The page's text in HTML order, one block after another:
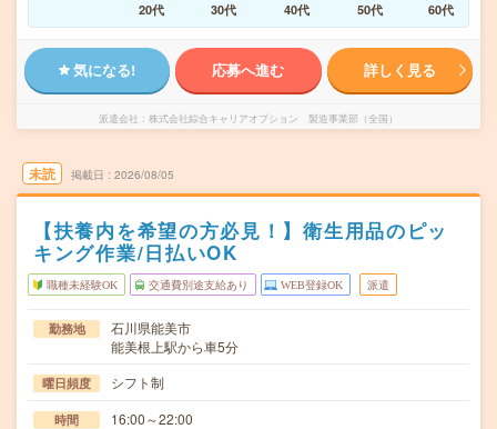
20代
30代 40代 50代 60代
気になる! 応募へ進む 詳しく見る
派遣会社 株式会社綜合キャリアオプション 製造事業部（全国）
未読 掲載日 2026/08/05
【扶養内を希望の方必見！】衛生用品のピッ
キング作業/日払いOK
職種未経験OK 交通費別途支給あり WEB登録OK 派遣
勤務地
石川県能美市
能美根上駅から車5分
曜日頻度 シフト制
時間 16:00～22:00